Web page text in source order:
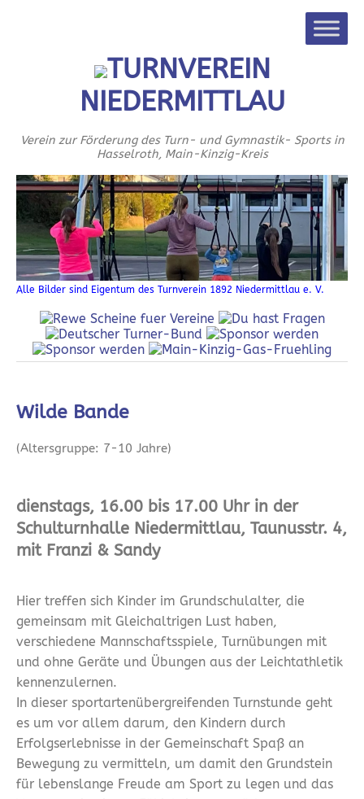
TURNVEREIN
NIEDERMITTLAU
Verein zur Förderung des Turn- und Gymnastik- Sports in
Hasselroth, Main-Kinzig-Kreis
Alle Bilder sind Eigentum des Turnverein 1892 Niedermittlau e. V.
Wilde Bande
(Altersgruppe: 7-10 Jahre)
dienstags, 16.00 bis 17.00 Uhr in der
Schulturnhalle Niedermittlau, Taunusstr. 4,
mit Franzi & Sandy
Hier treffen sich Kinder im Grundschulalter, die
gemeinsam mit Gleichaltrigen Lust haben,
verschiedene Mannschaftsspiele, Turnübungen mit
und ohne Geräte und Übungen aus der Leichtathletik
kennenzulernen.
In dieser sportartenübergreifenden Turnstunde geht
es um vor allem darum, den Kindern durch
Erfolgserlebnisse in der Gemeinschaft Spaß an
Bewegung zu vermitteln, um damit den Grundstein
für lebenslange Freude am Sport zu legen und das